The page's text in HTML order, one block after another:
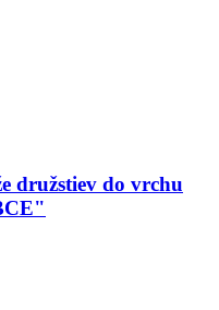
družstiev do vrchu